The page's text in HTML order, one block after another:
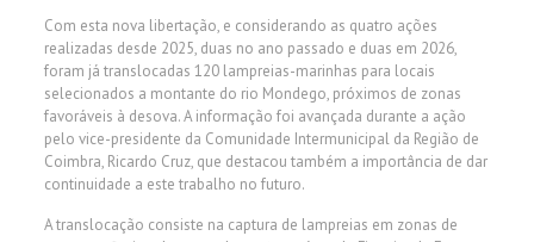
Com esta nova libertação, e considerando as quatro ações
realizadas desde 2025, duas no ano passado e duas em 2026,
foram já translocadas 120 lampreias-marinhas para locais
selecionados a montante do rio Mondego, próximos de zonas
favoráveis à desova. A informação foi avançada durante a ação
pelo vice-presidente da Comunidade Intermunicipal da Região de
Coimbra, Ricardo Cruz, que destacou também a importância de dar
continuidade a este trabalho no futuro.
A translocação consiste na captura de lampreias em zonas de